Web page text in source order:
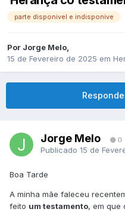
parte disponivel e indisponive
Por Jorge Melo,
15 de Fevereiro de 2025 em
Jorge Melo 0
Publicado 15 de
Boa Tarde
A minha mãe faleceu
feito um testamento, em que